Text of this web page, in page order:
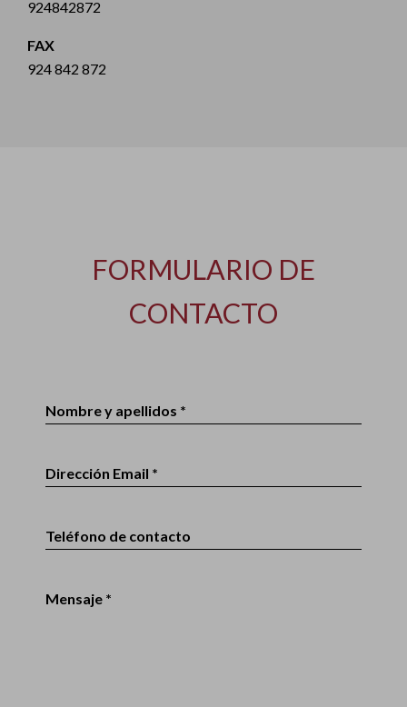
924842872
FAX
924 842 872
FORMULARIO DE
CONTACTO
Nombre y apellidos *
Dirección Email *
Teléfono de contacto
Mensaje *